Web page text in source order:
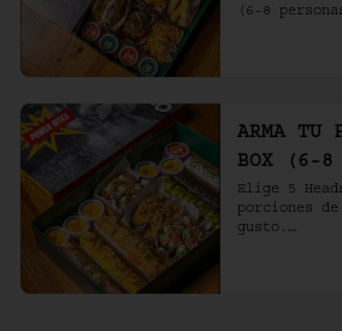
(6-8
ARMA TU
BOX
Elige 5
porciones
gusto.